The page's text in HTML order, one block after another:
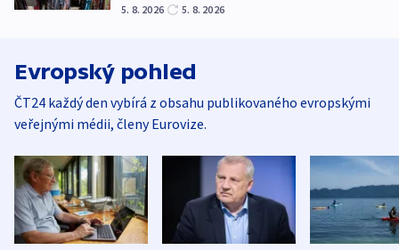
5. 8. 2026 5. 8. 2026
Evropský pohled
ČT24 každý den vybírá z obsahu publikovaného evropskými
veřejnými médii, členy Eurovize.